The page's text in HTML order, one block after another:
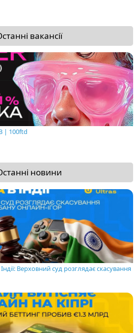
вакансії
| 100ftd
новини
Верховний суд розглядає скасування